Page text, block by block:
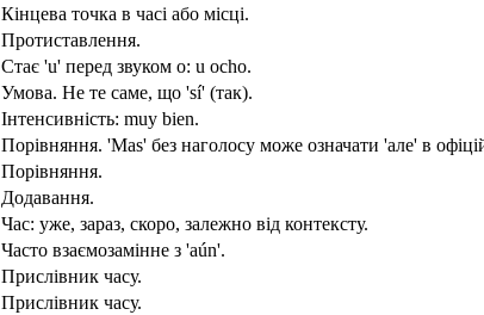
Кінцева точка в часі або місці.
Протиставлення.
Стає 'u' перед звуком o: u ocho.
Умова. Не те саме, що 'sí' (так).
Інтенсивність: muy bien.
Порівняння. 'Mas' без наголосу може означати 'але' в
Порівняння.
Додавання.
Час: уже, зараз, скоро, залежно від контексту.
Часто взаємозамінне з 'aún'.
Прислівник часу.
Прислівник часу.